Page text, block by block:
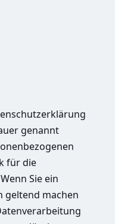
genannt
für die
Sie ein
geltend machen